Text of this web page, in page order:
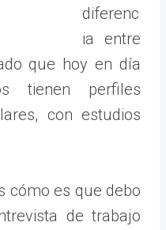
diferenc
ia entre
que hoy en día
tienen perfiles
con estudios
cómo es que debo
de trabajo